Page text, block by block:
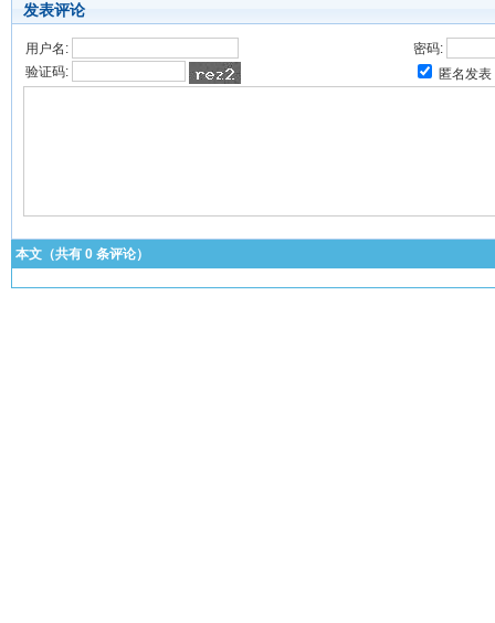
发表评论
用户名:
密码:
验证码:
匿名发表
本文（共有 0 条评论）